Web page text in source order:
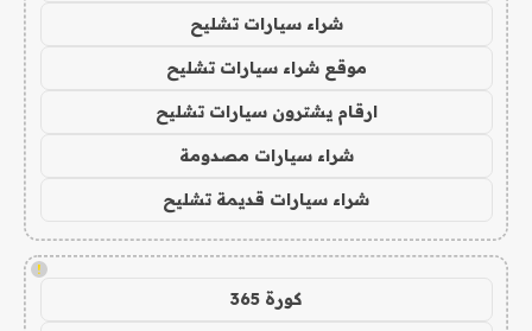
شراء سيارات تشليح
موقع شراء سيارات تشليح
ارقام يشترون سيارات تشليح
شراء سيارات مصدومة
شراء سيارات قديمة تشليح
!
كورة 365